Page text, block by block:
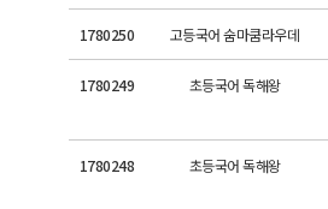
1780250 고등국어 숨마쿰라우데
1780249 초등국어 독해왕
1780248 초등국어 독해왕